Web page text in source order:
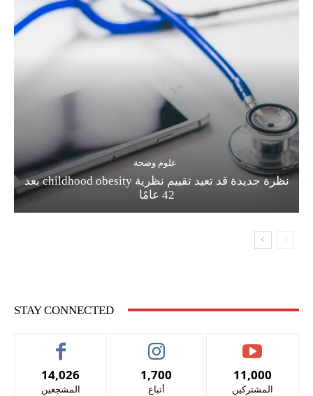
علوم وصحة
نظرة جديدة قد تعيد تقييم نظرية childhood obesity بعد
42 عامًا
STAY CONNECTED
14,026
المشجعين
1,700
أتباع
11,000
المشتركين